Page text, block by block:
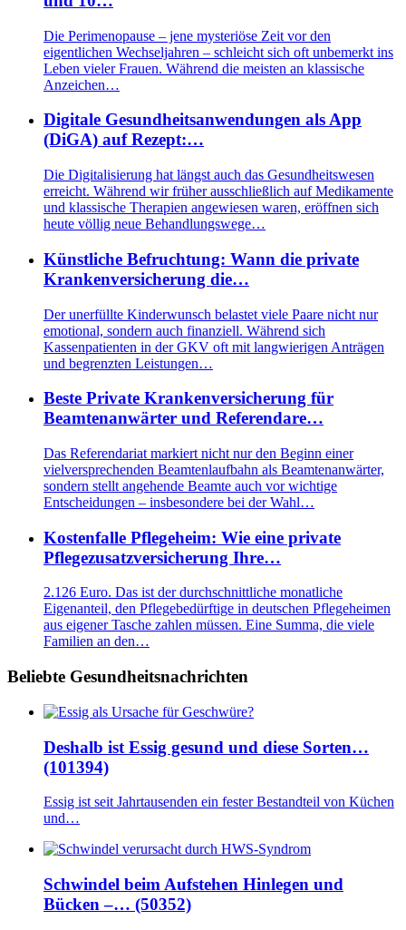
Die Perimenopause – jene mysteriöse Zeit vor den
eigentlichen Wechseljahren – schleicht sich oft unbemerkt ins
Leben vieler Frauen. Während die meisten an klassische
Anzeichen…
Digitale Gesundheitsanwendungen als App
(DiGA) auf Rezept:…
Die Digitalisierung hat längst auch das Gesundheitswesen
erreicht. Während wir früher ausschließlich auf Medikamente
und klassische Therapien angewiesen waren, eröffnen sich
heute völlig neue Behandlungswege…
Künstliche Befruchtung: Wann die private
Krankenversicherung die…
Der unerfüllte Kinderwunsch belastet viele Paare nicht nur
emotional, sondern auch finanziell. Während sich
Kassenpatienten in der GKV oft mit langwierigen Anträgen
und begrenzten Leistungen…
Beste Private Krankenversicherung für
Beamtenanwärter und Referendare…
Das Referendariat markiert nicht nur den Beginn einer
vielversprechenden Beamtenlaufbahn als Beamtenanwärter,
sondern stellt angehende Beamte auch vor wichtige
Entscheidungen – insbesondere bei der Wahl…
Kostenfalle Pflegeheim: Wie eine private
Pflegezusatzversicherung Ihre…
2.126 Euro. Das ist der durchschnittliche monatliche
Eigenanteil, den Pflegebedürftige in deutschen Pflegeheimen
aus eigener Tasche zahlen müssen. Eine Summa, die viele
Familien an den…
Beliebte Gesundheitsnachrichten
Deshalb ist Essig gesund und diese Sorten…
(101394)
Essig ist seit Jahrtausenden ein fester Bestandteil von Küchen
und…
Schwindel beim Aufstehen Hinlegen und
Bücken –… (50352)